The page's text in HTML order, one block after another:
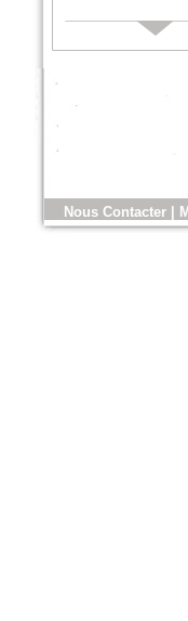
n°179 - Mars 2017
Conception,
Nous Contacter